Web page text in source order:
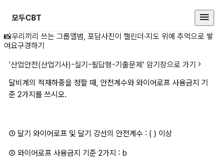
모두CBT
달비계의 적재하중을 정할 때, 안
📸우리끼리 쓰는 그룹앨범, 포담사진이 캘린더·지도 위에 추억으로 쌓
여요구경하기
‘산업안전(산업기사)-실기-필답형-기출문제’ 암기장으로 가기
달비계의 적재하중을 정할 때, 안전계수와 와이어로프 사용금지 기
준 2가지를 쓰시오.
① 달기 와이어로프 및 달기 강선의 안전계수 : ( ) 이상
② 와이어로프 사용금지 기준 2가지 : b